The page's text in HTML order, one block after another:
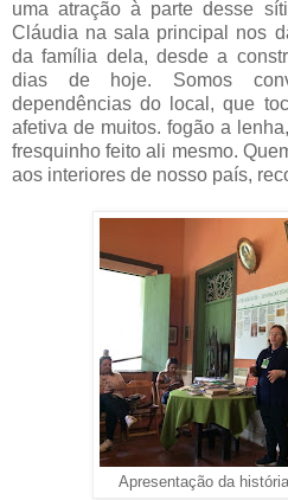
uma atração à parte desse
Cláudia na sala principal nos
da família dela, desde a
dias de hoje. Somos
dependências do local, que
afetiva de muitos. fogão a
fresquinho feito ali mesmo.
aos interiores de nosso país,
Apresentação da